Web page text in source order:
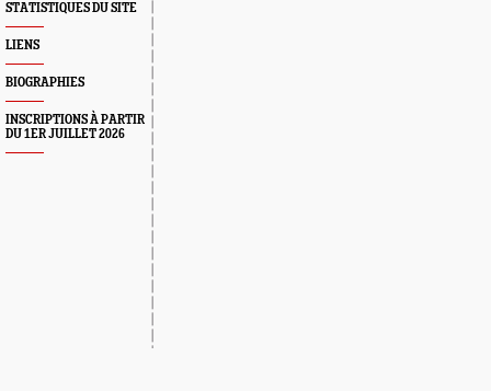
STATISTIQUES DU SITE
LIENS
BIOGRAPHIES
INSCRIPTIONS À PARTIR
DU 1ER JUILLET 2026